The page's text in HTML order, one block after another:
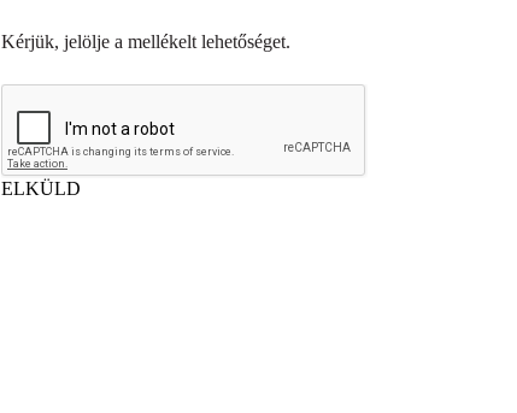
Kérjük, jelölje a mellékelt lehetőséget.
ELKÜLD